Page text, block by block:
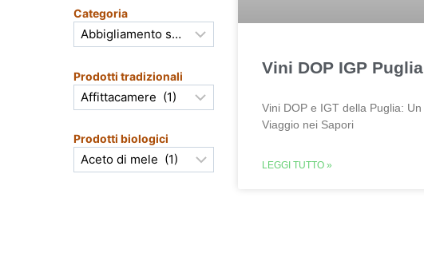
Categoria
Prodotti tradizionali
Prodotti biologici
Vini DOP IGP Puglia
Vini DOP e IGT della Puglia: Un
Viaggio nei Sapori
LEGGI TUTTO »